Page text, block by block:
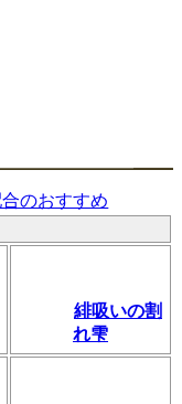
のおすすめ
緋吸いの割
れ雫